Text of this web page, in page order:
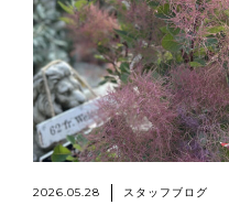
2026.05.28 スタッフブログ